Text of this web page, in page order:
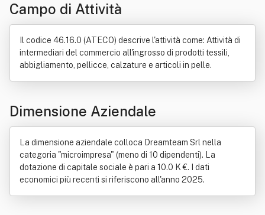
Fornitori
Tecnologia Logistica
Consulenza
Settore economico
Campo di Attività
Il codice 46.16.0 (ATECO) descrive l'attività come: Attività di
intermediari del commercio all'ingrosso di prodotti tessili,
abbigliamento, pellicce, calzature e articoli in pelle.
Dimensione Aziendale
La dimensione aziendale colloca Dreamteam Srl nella
categoria "microimpresa" (meno di 10 dipendenti). La
dotazione di capitale sociale è pari a 10.0 K €. I dati
economici più recenti si riferiscono all'anno 2025.